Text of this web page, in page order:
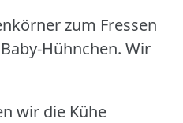
zum Fressen
Hühnchen. Wir
wir die Kühe